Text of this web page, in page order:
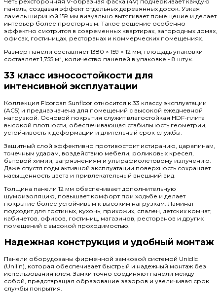
панель, создавая эффект отдельных деревянных досок. Узкая
ламель шириной 159 мм визуально вытягивает помещение и делает
интерьер более просторным. Такое решение особенно
эффектно смотрится в современных квартирах, загородных домах,
офисах, гостиницах, ресторанах и коммерческих помещениях.
Размер панели составляет 1380 × 159 × 12 мм, площадь упаковки
составляет 1,755 м², количество панелей в упаковке - 8 штук.
33 класс износостойкости для
интенсивной эксплуатации
Коллекция Floorpan Sunfloor относится к 33 классу эксплуатации
(AC5) и предназначена для помещений с высокой ежедневной
нагрузкой. Основой покрытия служит влагостойкая HDF-плита
высокой плотности, обеспечивающая стабильность геометрии,
устойчивость к деформации и длительный срок службы.
Защитный слой эффективно противостоит истиранию, царапинам,
точечным ударам, воздействию мебели, роликовых кресел,
бытовой химии, загрязнениям и ультрафиолетовому излучению.
Даже спустя годы активной эксплуатации поверхность сохраняет
насыщенность цвета и привлекательный внешний вид.
Толщина панели 12 мм обеспечивает дополнительную
шумоизоляцию, повышает комфорт при ходьбе и делает
покрытие более устойчивым к высоким нагрузкам. Ламинат
подходит для гостиных, кухонь, прихожих, спален, детских комнат,
кабинетов, офисов, гостиниц, магазинов, ресторанов и других
помещений с высокой проходимостью.
Надежная конструкция и удобный монтаж
Панели оборудованы фирменной замковой системой Uniclic
(Unilin), которая обеспечивает быстрый и надежный монтаж без
использования клея. Замки точно соединяют панели между
собой, предотвращая образование зазоров и увеличивая срок
службы покрытия.